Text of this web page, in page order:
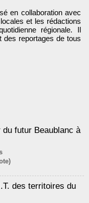
du futur Beaublanc à
des territoires du
en collaboration avec
et les rédactions
régionale. Il
des reportages de tous